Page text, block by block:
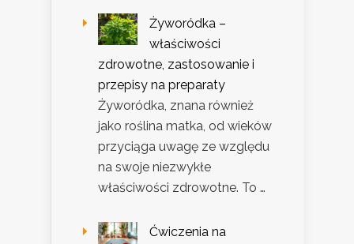
Żyworódka –
właściwości
zdrowotne, zastosowanie i
przepisy na preparaty
Żyworódka, znana również
jako roślina matka, od wieków
przyciąga uwagę ze względu
na swoje niezwykłe
właściwości zdrowotne. To …
Ćwiczenia na